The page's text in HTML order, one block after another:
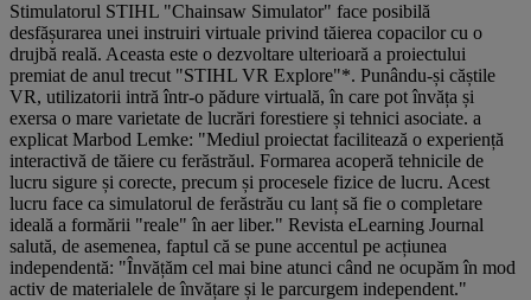
Stimulatorul STIHL "Chainsaw Simulator" face posibilă
desfășurarea unei instruiri virtuale privind tăierea copacilor cu o
drujbă reală. Aceasta este o dezvoltare ulterioară a proiectului
premiat de anul trecut "STIHL VR Explore"*. Punându-și căștile
VR, utilizatorii intră într-o pădure virtuală, în care pot învăța și
exersa o mare varietate de lucrări forestiere și tehnici asociate. a
explicat Marbod Lemke: "Mediul proiectat facilitează o experiență
interactivă de tăiere cu ferăstrăul. Formarea acoperă tehnicile de
lucru sigure și corecte, precum și procesele fizice de lucru. Acest
lucru face ca simulatorul de ferăstrău cu lanț să fie o completare
ideală a formării "reale" în aer liber." Revista eLearning Journal
salută, de asemenea, faptul că se pune accentul pe acțiunea
independentă: "Învățăm cel mai bine atunci când ne ocupăm în mod
activ de materialele de învățare și le parcurgem independent."